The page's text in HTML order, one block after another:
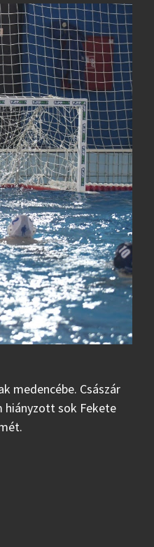
medencébe. Császár
hiányzott sok Fekete